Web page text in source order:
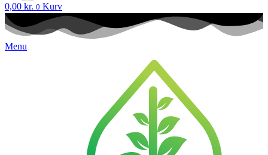
0,00 kr. 0 Kurv
Menu